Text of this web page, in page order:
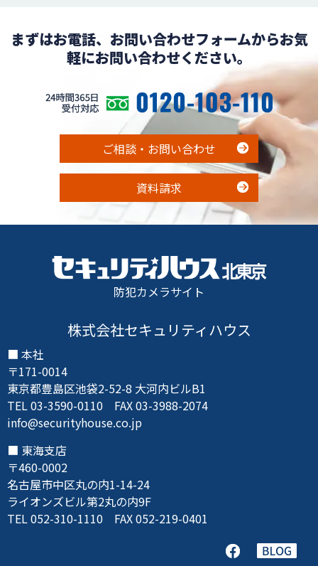
まずはお電話、お問い合わせフォームからお気
軽にお問い合わせください。
ご相談・お問い合わせ
資料請求
防犯カメラサイト
株式会社セキュリティハウス
本社
〒171-0014
東京都豊島区池袋2-52-8 大河内ビルB1
TEL 03-3590-0110 FAX 03-3988-2074
info@securityhouse.co.jp
東海支店
〒460-0002
名古屋市中区丸の内1-14-24
ライオンズビル第2丸の内9F
TEL 052-310-1110 FAX 052-219-0401